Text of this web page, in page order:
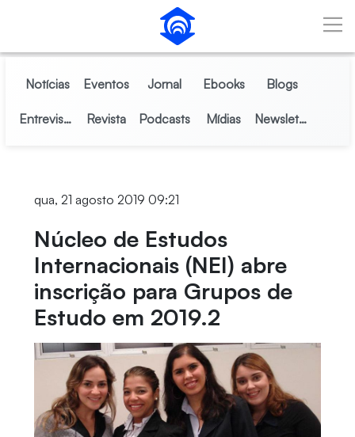
Pular para o Conteúdo principal
Notícias Eventos Jornal Ebooks Blogs
Entrevistas Revista Podcasts Mídias Newsletter
qua, 21 agosto 2019 09:21
Núcleo de Estudos
Internacionais (NEI) abre
inscrição para Grupos de
Estudo em 2019.2